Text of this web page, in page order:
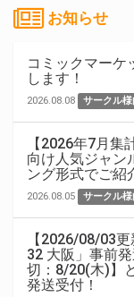
お知らせ
コミックマーケ
します！
2026.08.08 サークル
【2026年7月
向け人気ジャン
ング形式でご紹
2026.08.05 サークル
【2026/08/03
32 大阪」事前
切：8/20(木)】
発送受付！